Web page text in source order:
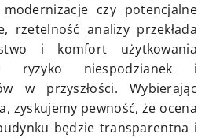
czy potencjalne
rzetelność analizy przekłada
i komfort użytkowania
ryzyko niespodzianek i
w przyszłości. Wybierając
zyskujemy pewność, że ocena
będzie transparentna i